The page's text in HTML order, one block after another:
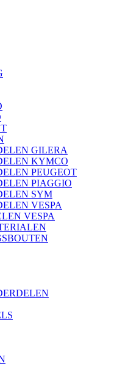
GILERA
KYMCO
PEUGEOT
PIAGGIO
SYM
VESPA
VESPA